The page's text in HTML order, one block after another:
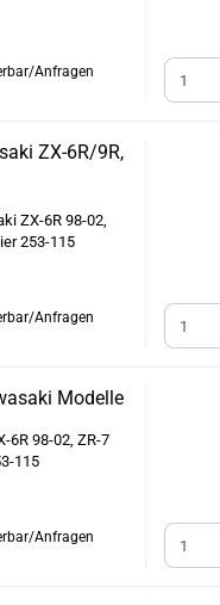
Anfragen
ZX-6R/9R,
ZX-6R 98-02,
253-115
Anfragen
Modelle
6R 98-02, ZR-7
115
Anfragen